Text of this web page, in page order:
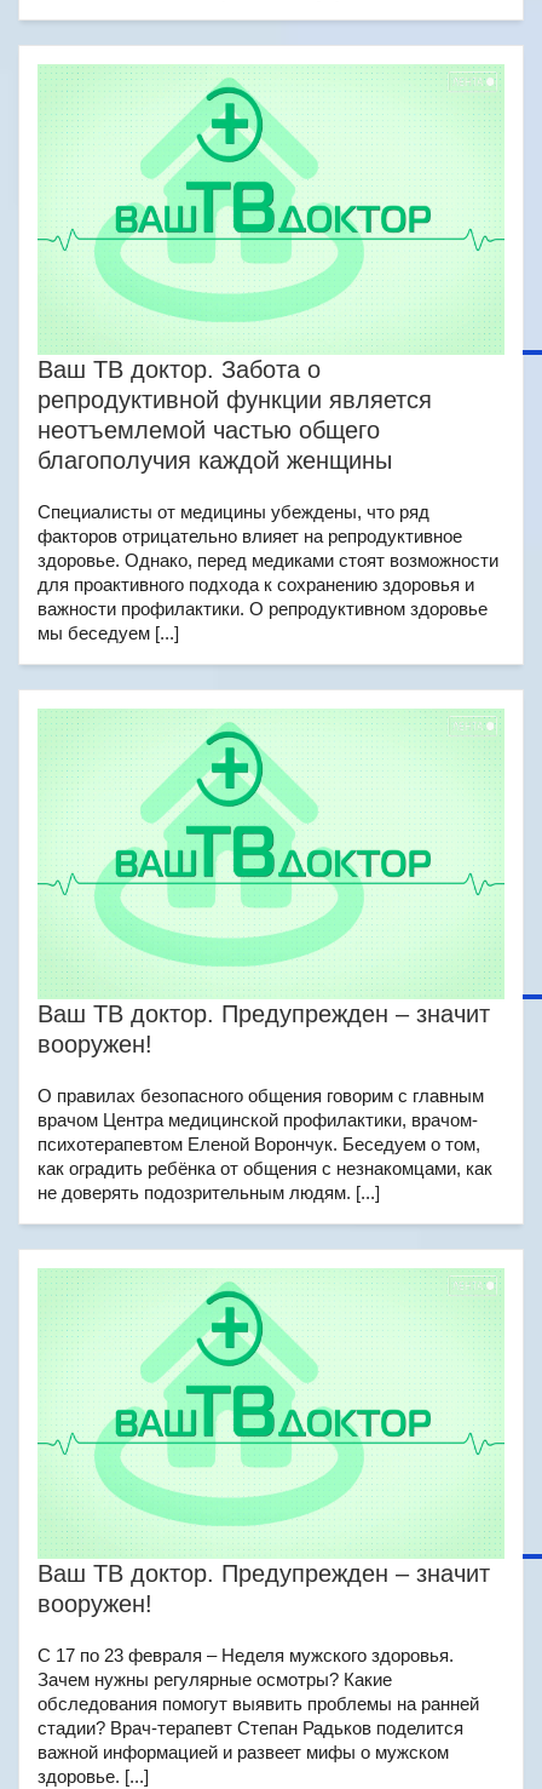
Ваш ТВ доктор. Забота о
репродуктивной функции является
неотъемлемой частью общего
благополучия каждой женщины
Специалисты от медицины убеждены, что ряд
факторов отрицательно влияет на репродуктивное
здоровье. Однако, перед медиками стоят возможности
для проактивного подхода к сохранению здоровья и
важности профилактики. О репродуктивном здоровье
мы беседуем [...]
Ваш ТВ доктор. Предупрежден – значит
вооружен!
О правилах безопасного общения говорим с главным
врачом Центра медицинской профилактики, врачом-
психотерапевтом Еленой Ворончук. Беседуем о том,
как оградить ребёнка от общения с незнакомцами, как
не доверять подозрительным людям. [...]
Ваш ТВ доктор. Предупрежден – значит
вооружен!
С 17 по 23 февраля – Неделя мужского здоровья.
Зачем нужны регулярные осмотры? Какие
обследования помогут выявить проблемы на ранней
стадии? Врач-терапевт Степан Радьков поделится
важной информацией и развеет мифы о мужском
здоровье. [...]